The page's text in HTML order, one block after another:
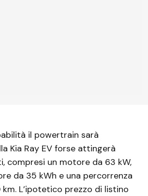
il powertrain sarà
Kia Ray EV forse attingerà
compresi un motore da 63 kW,
da 35 kWh e una percorrenza
L’ipotetico prezzo di listino